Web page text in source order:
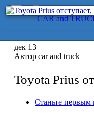
CAR and
Главная
Новости
Салон
Концепт
дек 13
Автор car and truck
Toyota Prius
Станьте первым